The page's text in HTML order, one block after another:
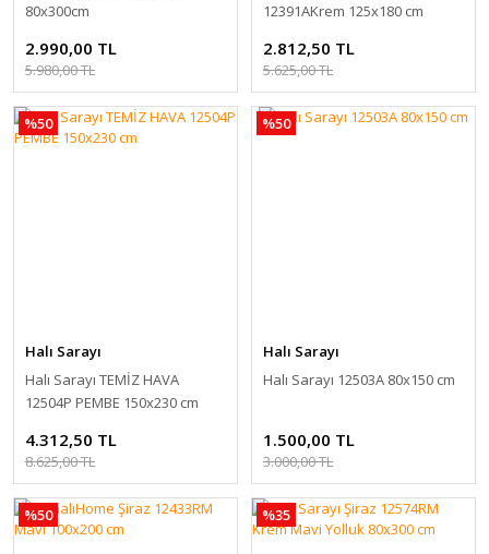
80x300cm
2.990,00 TL
5.980,00 TL
12391AKrem 125x180 cm
2.812,50 TL
5.625,00 TL
%50
Halı Sarayı
Halı Sarayı TEMİZ HAVA
12504P PEMBE 150x230 cm
4.312,50 TL
8.625,00 TL
%50
Halı Sarayı
Halı Sarayı 12503A 80x150 cm
1.500,00 TL
3.000,00 TL
%50 %35